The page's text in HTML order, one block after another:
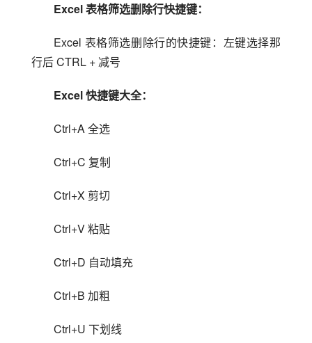
Excel 表格筛选删除行快捷键：
Excel 表格筛选删除行的快捷键：左键选择那
行后 CTRL + 减号
Excel 快捷键大全：
Ctrl+A 全选
Ctrl+C 复制
Ctrl+X 剪切
Ctrl+V 粘贴
Ctrl+D 自动填充
Ctrl+B 加粗
Ctrl+U 下划线